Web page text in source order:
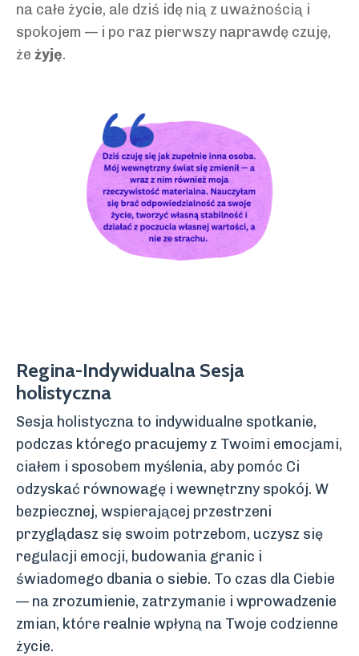
na całe życie, ale dziś idę nią z uważnością i
spokojem — i po raz pierwszy naprawdę czuję,
że żyję.
Regina-Indywidualna Sesja
holistyczna
Sesja holistyczna to indywidualne spotkanie,
podczas którego pracujemy z Twoimi emocjami,
ciałem i sposobem myślenia, aby pomóc Ci
odzyskać równowagę i wewnętrzny spokój. W
bezpiecznej, wspierającej przestrzeni
przyglądasz się swoim potrzebom, uczysz się
regulacji emocji, budowania granic i
świadomego dbania o siebie. To czas dla Ciebie
— na zrozumienie, zatrzymanie i wprowadzenie
zmian, które realnie wpłyną na Twoje codzienne
życie.